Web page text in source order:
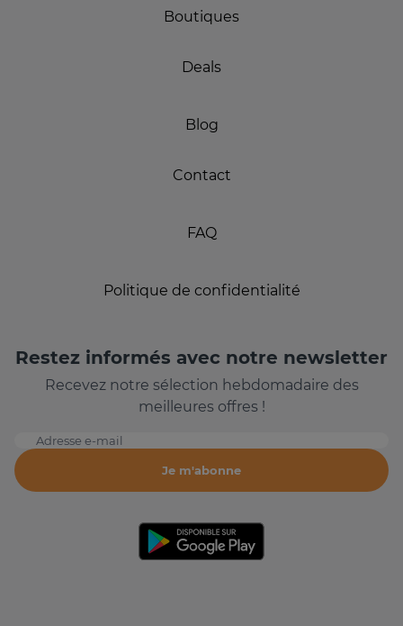
Boutiques
Deals
Blog
Contact
FAQ
Politique de confidentialité
Restez informés avec notre newsletter
Recevez notre sélection hebdomadaire des
meilleures offres !
Adresse e-mail
Je m'abonne